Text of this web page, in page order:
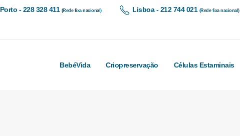
Porto - 228 328 411 (Rede fixa nacional) Lisboa - 212 744 021 (Rede fixa nacional)
BebéVida Criopreservação Células Estaminais